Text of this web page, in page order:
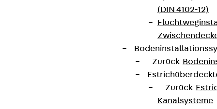
(DIN 4102-12)
Zurück
Zurück
Kanalsysteme